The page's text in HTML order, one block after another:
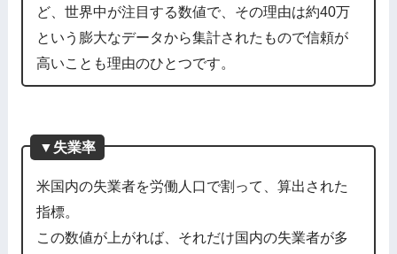
ど、世界中が注目する数値で、その理由は約40万
という膨大なデータから集計されたもので信頼が
高いことも理由のひとつです。
▼失業率
米国内の失業者を労働人口で割って、算出された
指標。
この数値が上がれば、それだけ国内の失業者が多